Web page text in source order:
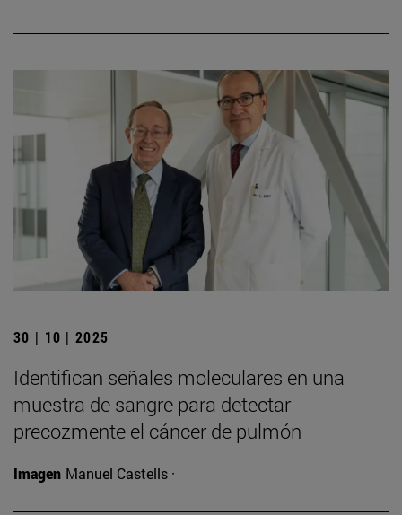
30 | 10 | 2025
Identifican señales moleculares en una
muestra de sangre para detectar
precozmente el cáncer de pulmón
Imagen Manuel Castells ·